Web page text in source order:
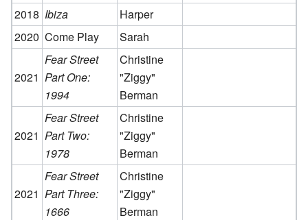
2018 Ibiza
Harper
2020 Come Play Sarah
2021
Fear Street
Part One:
1994
Christine
"Ziggy"
Berman
2021
Fear Street
Part Two:
1978
Christine
"Ziggy"
Berman
2021
Fear Street
Part Three:
1666
Christine
"Ziggy"
Berman